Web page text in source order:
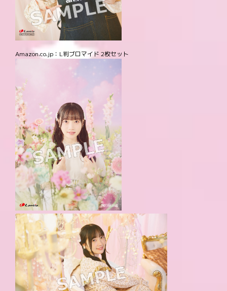
Amazon.co.jp：L判ブロマイド 2枚セット